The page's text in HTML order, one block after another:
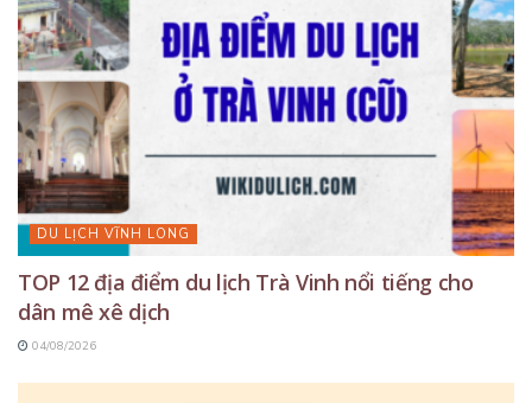
DU LỊCH VĨNH LONG
TOP 12 địa điểm du lịch Trà Vinh nổi tiếng cho
dân mê xê dịch
04/08/2026